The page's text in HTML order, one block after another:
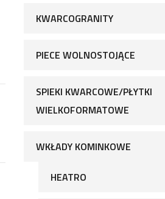
KWARCOGRANITY
PIECE WOLNOSTOJĄCE
SPIEKI KWARCOWE/PŁYTKI
WIELKOFORMATOWE
WKŁADY KOMINKOWE
HEATRO